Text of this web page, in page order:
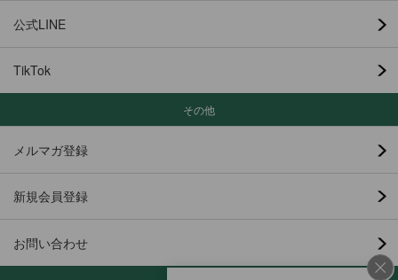
公式LINE
TikTok
その他
メルマガ登録
新規会員登録
お問い合わせ